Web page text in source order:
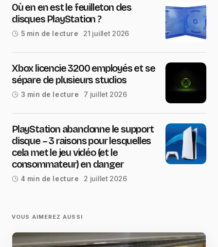
Où en en est le feuilleton des
disques PlayStation ?
5 min de lecture 21 juillet 2026
Xbox licencie 3200 employés et se
sépare de plusieurs studios
3 min de lecture 7 juillet 2026
PlayStation abandonne le support
disque – 3 raisons pour lesquelles
cela met le jeu vidéo (et le
consommateur) en danger
4 min de lecture 2 juillet 2026
VOUS AIMEREZ AUSSI